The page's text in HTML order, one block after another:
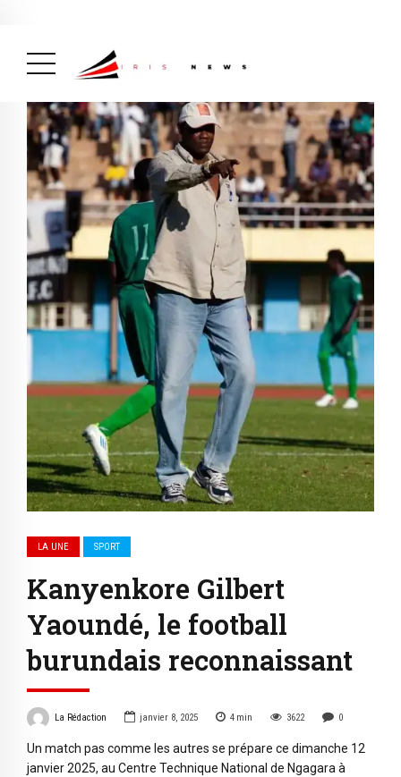
LA UNE SPORT
Kanyenkore Gilbert
Yaoundé, le football
burundais reconnaissant
La Rédaction janvier 8, 2025 4 min 3622 0
Un match pas comme les autres se prépare ce dimanche 12
janvier 2025, au Centre Technique National de Ngagara à